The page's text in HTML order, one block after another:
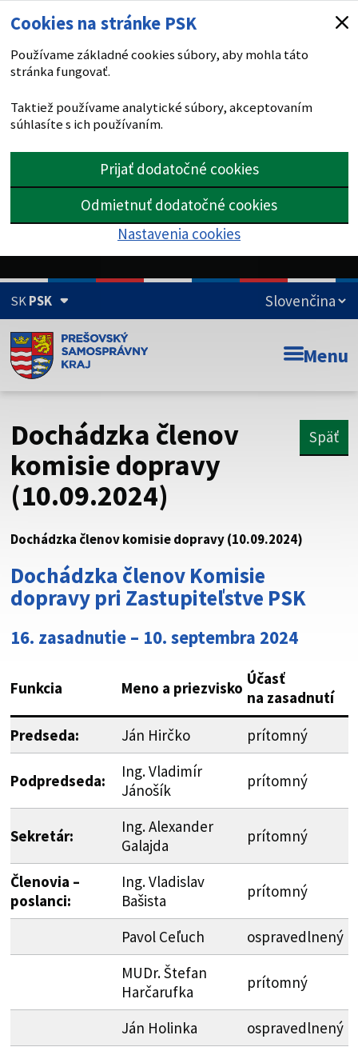
Cookies na stránke PSK
Používame základné cookies súbory, aby mohla táto
stránka fungovať.
Taktiež používame analytické súbory, akceptovaním
súhlasíte s ich používaním.
Prijať dodatočné cookies
Odmietnuť dodatočné cookies
Nastavenia cookies
SKPSK
Doména psk.sk je oficiálna
Toto je oficiálna webová stránka Prešovského
Táto stránka je zabezpečená
Buďte pozorní a vždy sa uistite, že zdieľate informácie iba
cez zabezpečenú webovú stránku. Zabezpečená stránka
Menu
Dochádzka členov
komisie dopravy
(10.09.2024)
Späť
Dochádzka členov komisie dopravy (10.09.2024)
Dochádzka členov Komisie
dopravy pri Zastupiteľstve PSK
16. zasadnutie – 10. septembra 2024
Funkcia Meno a priezvisko Účasť
na zasadnutí
Predseda:
Ján Hirčko prítomný
Podpredseda:
Ing. Vladimír
Jánošík
prítomný
Sekretár:
Ing. Alexander
Galajda
prítomný
Členovia –
poslanci:
Ing. Vladislav
Bašista
prítomný
Pavol Ceľuch
ospravedlnený
MUDr. Štefan
Harčarufka
prítomný
Ján Holinka
ospravedlnený